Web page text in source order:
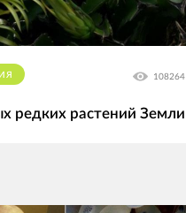
108264
редких растений Земли